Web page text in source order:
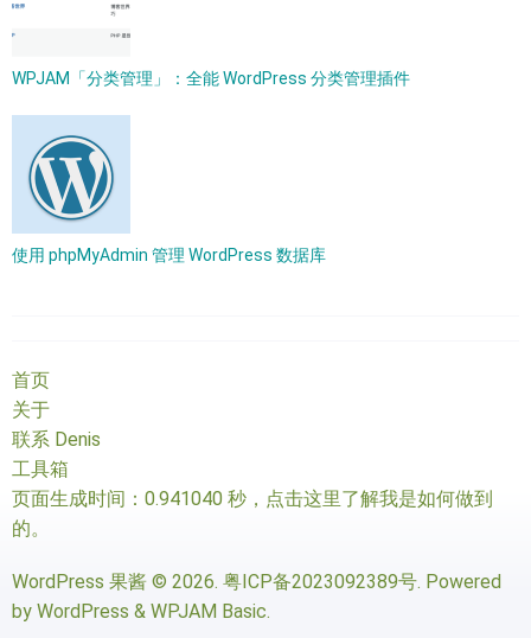
WPJAM「分类管理」：全能 WordPress 分类管理插件
使用 phpMyAdmin 管理 WordPress 数据库
首页
关于
联系 Denis
工具箱
页面生成时间：0.941040 秒， 点击这里了解我是如何做到
的。
WordPress 果酱 © 2026. 粤ICP备2023092389号. Powered
by WordPress & WPJAM Basic.